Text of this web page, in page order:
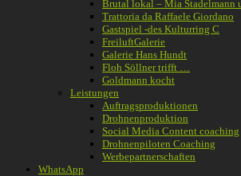
Brutal lokal – Mia Stadelmann
Trattoria da Raffaele Giordano
Gastspiel -des Kulturring C
FreiluftGalerie
Galerie Hans Hundt
Floh Söllner trifft …
Goldmann kocht
Leistungen
Auftragsproduktionen
Drohnenproduktion
Social Media Content coaching
Drohnenpiloten Coaching
Werbepartnerschaften
WhatsApp